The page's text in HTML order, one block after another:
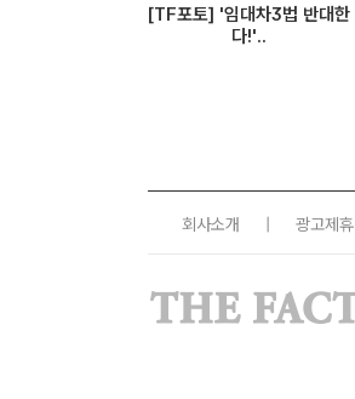
[TF포토] '임대차3법 반대한
다!'..
회사소개 광고제휴